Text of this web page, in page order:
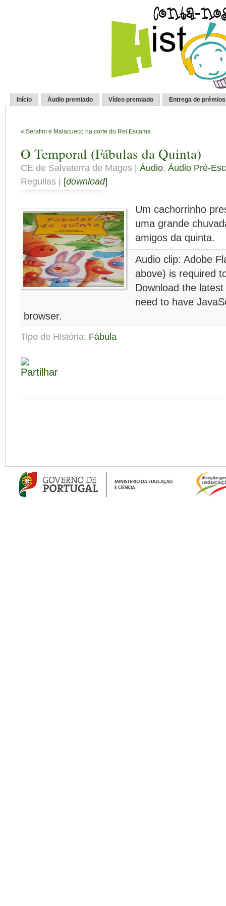
Início Áudio premiado Vídeo premiado Entrega de prémios
« Serafim e Malacueco na corte do Rei Escama
O Temporal (Fábulas da Quinta)
CE de Salvaterra de Magos | Áudio, Áudio Pré-
Reguilas | [download]
Um cachorrinho
uma grande
amigos da quinta.
Audio clip: Adobe
above) is required
Download the
need to have
browser.
Tipo de História: Fábula